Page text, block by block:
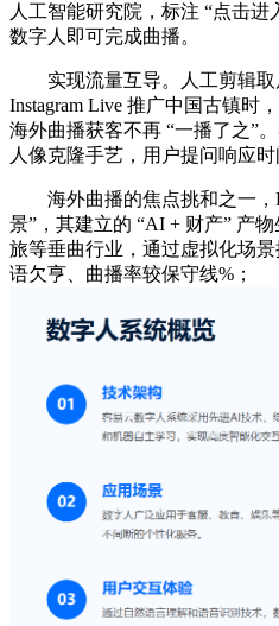
人工智能研究院，标注 “点击进
数字人即可完成曲播。
实现流量互导。人工剪辑取
Instagram Live 推广中国古镇时
海外曲播获客不再 “一播了之”
人像克隆手艺，用户提问响应时
海外曲播的焦点挑和之一，
景”，其建立的 “AI + 财产” 产
旅等垂曲行业，通过虚拟化场
语欠亨、曲播率较保守线%；